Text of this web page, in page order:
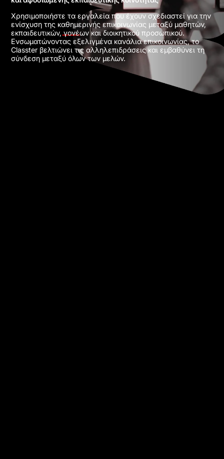
Χρησιμοποιήστε τα εργαλεία που έχουν σχεδιαστεί για την
ενίσχυση της καθημερινής επικοινωνίας μεταξύ μαθητών,
εκπαιδευτικών, γονέων και διοικητικού προσωπικού.
Ενσωματώνοντας εξελιγμένα κανάλια επικοινωνίας, το
Classter βελτιώνει τις αλληλεπιδράσεις και εμβαθύνει τη
σύνδεση μεταξύ όλων των μελών.